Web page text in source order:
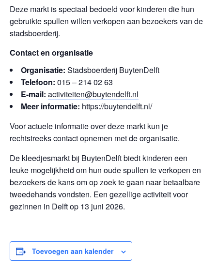
Deze markt is speciaal bedoeld voor kinderen die hun
gebruikte spullen willen verkopen aan bezoekers van de
stadsboerderij.
Contact en organisatie
Organisatie: Stadsboerderij BuytenDelft
Telefoon: 015 – 214 02 63
E-mail: activiteiten@buytendelft.nl
Meer informatie: https://buytendelft.nl/
Voor actuele informatie over deze markt kun je
rechtstreeks contact opnemen met de organisatie.
De kleedjesmarkt bij BuytenDelft biedt kinderen een
leuke mogelijkheid om hun oude spullen te verkopen en
bezoekers de kans om op zoek te gaan naar betaalbare
tweedehands vondsten. Een gezellige activiteit voor
gezinnen in Delft op 13 juni 2026.
Toevoegen aan kalender